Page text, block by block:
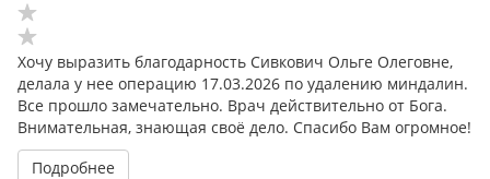
Хочу выразить благодарность Сивкович Ольге Олеговне,
делала у нее операцию 17.03.2026 по удалению миндалин.
Все прошло замечательно. Врач действительно от Бога.
Внимательная, знающая своё дело. Спасибо Вам огромное!
Подробнее